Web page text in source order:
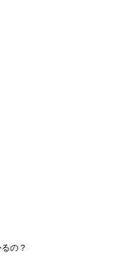
の？